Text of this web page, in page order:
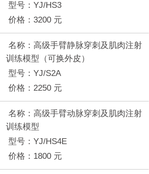
型号：YJ/HS3
价格：3200 元
名称： 高级手臂静脉穿刺及肌肉注射
训练模型（可换外皮）
型号：YJ/S2A
价格：2250 元
名称： 高级手臂动脉穿刺及肌肉注射
训练模型
型号：YJ/HS4E
价格： 1800 元